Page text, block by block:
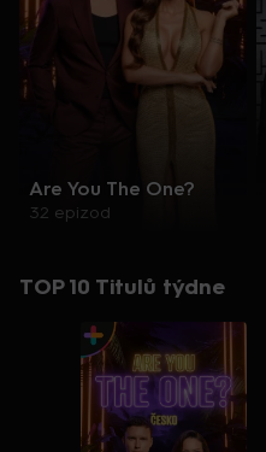
Are You The One?
32 epizod
TOP 10 Titulů týdne